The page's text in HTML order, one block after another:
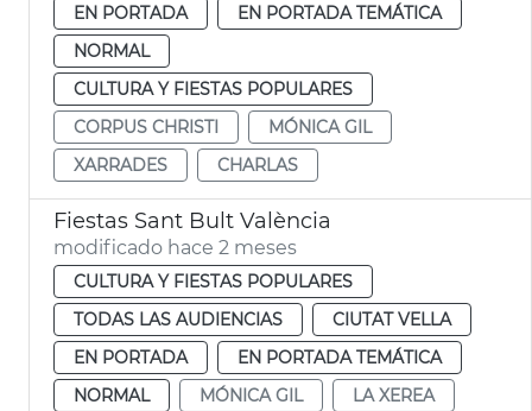
EN PORTADA
EN PORTADA TEMÁTICA
NORMAL
CULTURA Y FIESTAS POPULARES
CORPUS CHRISTI
MÓNICA GIL
XARRADES
CHARLAS
Fiestas Sant Bult València
modificado hace 2 meses
CULTURA Y FIESTAS POPULARES
TODAS LAS AUDIENCIAS
CIUTAT VELLA
EN PORTADA
EN PORTADA TEMÁTICA
NORMAL
MÓNICA GIL
LA XEREA